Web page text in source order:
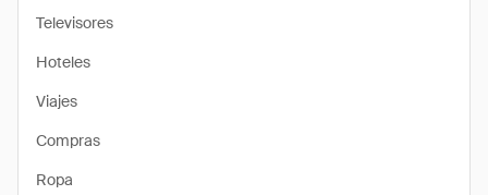
Televisores
Hoteles
Viajes
Compras
Ropa